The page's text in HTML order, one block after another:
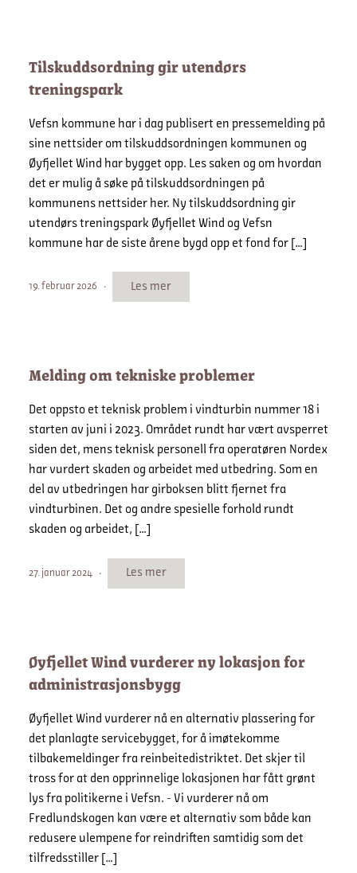
Tilskuddsordning gir utendørs
treningspark
Vefsn kommune har i dag publisert en pressemelding på
sine nettsider om tilskuddsordningen kommunen og
Øyfjellet Wind har bygget opp. Les saken og om hvordan
det er mulig å søke på tilskuddsordningen på
kommunens nettsider her. Ny tilskuddsordning gir
utendørs treningspark Øyfjellet Wind og Vefsn
kommune har de siste årene bygd opp et fond for […]
19. februar 2026 Les mer
Melding om tekniske problemer
Det oppsto et teknisk problem i vindturbin nummer 18 i
starten av juni i 2023. Området rundt har vært avsperret
siden det, mens teknisk personell fra operatøren Nordex
har vurdert skaden og arbeidet med utbedring. Som en
del av utbedringen har girboksen blitt fjernet fra
vindturbinen. Det og andre spesielle forhold rundt
skaden og arbeidet, […]
27. januar 2024 Les mer
Øyfjellet Wind vurderer ny lokasjon for
administrasjonsbygg
Øyfjellet Wind vurderer nå en alternativ plassering for
det planlagte servicebygget, for å imøtekomme
tilbakemeldinger fra reinbeitedistriktet. Det skjer til
tross for at den opprinnelige lokasjonen har fått grønt
lys fra politikerne i Vefsn. - Vi vurderer nå om
Fredlundskogen kan være et alternativ som både kan
redusere ulempene for reindriften samtidig som det
tilfredsstiller […]